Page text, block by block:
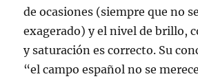
de ocasiones (siempre que no
exagerado) y el nivel de brillo,
y saturación es correcto. Su
“el campo español no se